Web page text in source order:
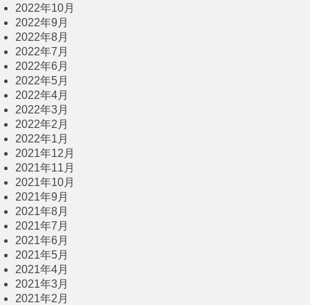
2022年10月
2022年9月
2022年8月
2022年7月
2022年6月
2022年5月
2022年4月
2022年3月
2022年2月
2022年1月
2021年12月
2021年11月
2021年10月
2021年9月
2021年8月
2021年7月
2021年6月
2021年5月
2021年4月
2021年3月
2021年2月